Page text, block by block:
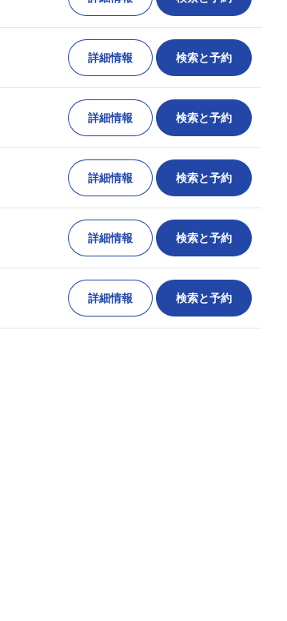
詳細情報 検索と予約
詳細情報 検索と予約
詳細情報 検索と予約
詳細情報 検索と予約
詳細情報 検索と予約